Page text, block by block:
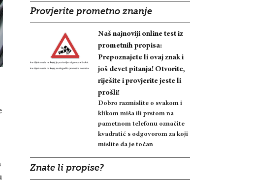
Provjerite prometno znanje
Naš najnoviji online test iz
prometnih propisa:
Prepoznajete li ovaj znak i
još devet pitanja! Otvorite,
riješite i provjerite jeste li
prošli!
Dobro razmislite o svakom i
klikom miša ili prstom na
pametnom telefonu označite
kvadratić s odgovorom za koji
mislite da je točan
Znate li propise?